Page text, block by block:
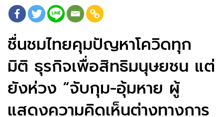
ชื่นชมไทยคุมปัญหาโควิดทุก
มิติ ธุรกิจเพื่อสิทธิมนุษยชน แต่
ยังห่วง “จับกุม-อุ้มหาย ผู้
แสดงความคิดเห็นต่างทางการ